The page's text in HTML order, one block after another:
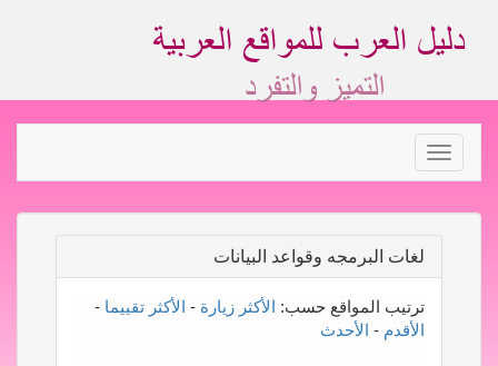
Toggle
navigation
لغات البرمجه وقواعد البيانات
ترتيب المواقع حسب: الأكثر زيارة - الأكثر تقييما -
الأقدم - الأحدث